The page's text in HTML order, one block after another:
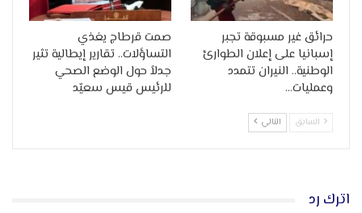
حرائق غير مسبوقة تجبر
إسبانيا على إعلان الطوارئ
الوطنية.. النيران تتمدد
وعمليات…
صمت قرطاج يغذي
التساؤلات.. تقارير إيطالية تثير
جدلاً حول الوضع الصحي
للرئيس قيس سعيّد
السابق التالي
اترك رد